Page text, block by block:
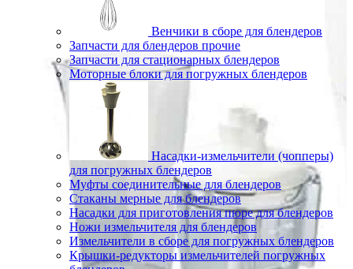
Венчики в сборе для блендеров
Запчасти для блендеров прочие
Запчасти для стационарных блендеров
Моторные блоки для погружных блендеров
Насадки-измельчители (чопперы)
для погружных блендеров
Муфты соединительные для блендеров
Стаканы мерные для блендеров
Насадки для приготовления пюре для блендеров
Ножи измельчителя для блендеров
Измельчители в сборе для погружных блендеров
Крышки-редукторы измельчителей погружных